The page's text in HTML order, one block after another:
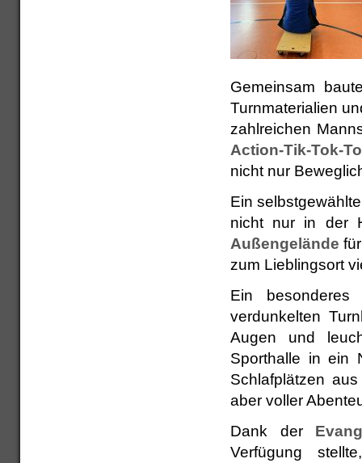
Gemeinsam
Turnmaterialien
zahlreichen
Action-Tik-Tok-
nicht nur
Ein
nicht nur in der
Außengelände
zum Lieblingsort
Ein
verdunkelten
Augen und
Sporthalle in ein
Schlafplätzen
aber voller
Dank der
Verfügung